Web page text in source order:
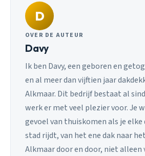
D
OVER DE AUTEUR
Davy
Ik ben Davy, een geboren en
en al meer dan vijftien jaar
Alkmaar. Dit bedrijf bestaat al
werk er met veel plezier voor. Je
gevoel van thuiskomen als je elke
stad rijdt, van het ene dak naar
Alkmaar door en door, niet alleen